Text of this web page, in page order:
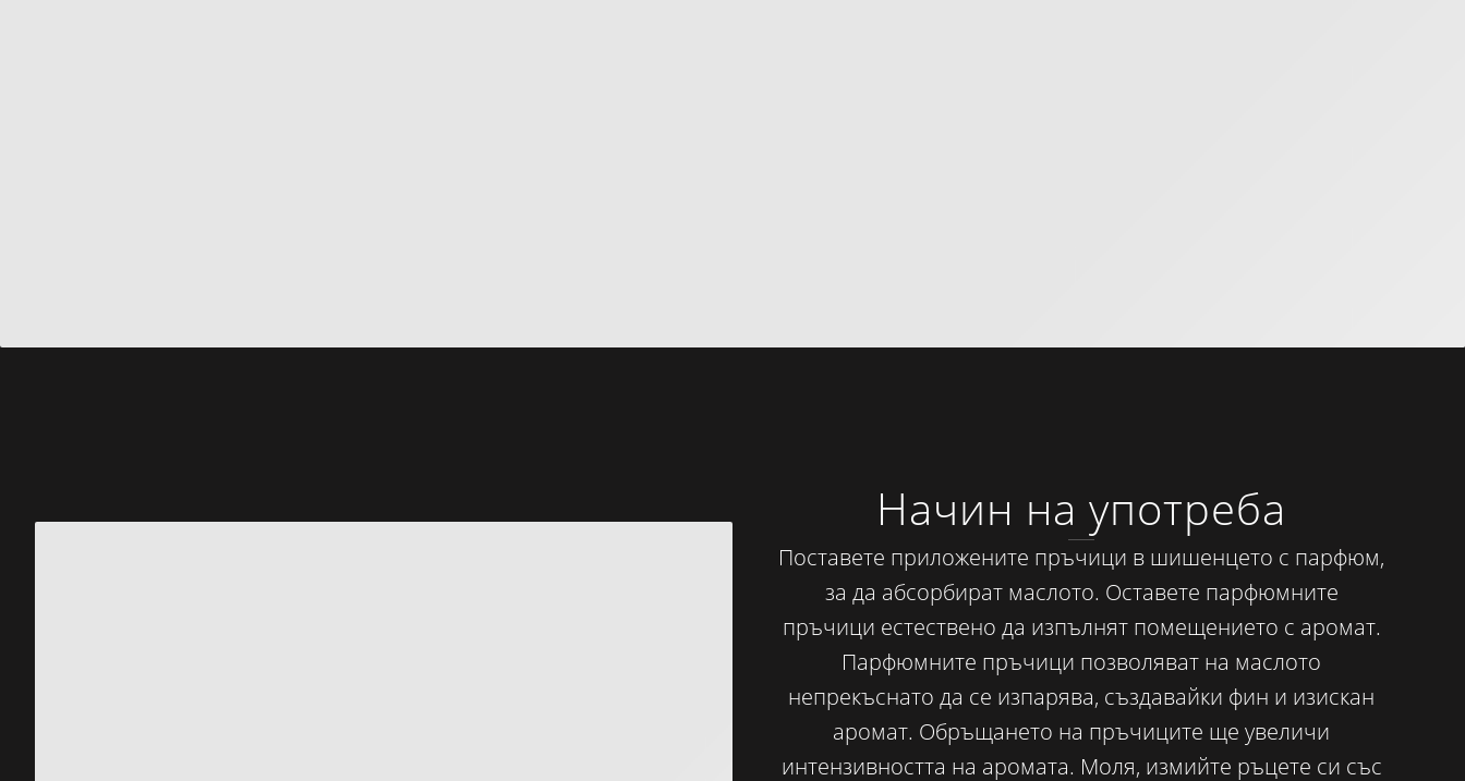
Начин на употреба
Поставете приложените пръчици в шишенцето с парфюм,
за да абсорбират маслото. Оставете парфюмните
пръчици естествено да изпълнят помещението с аромат.
Парфюмните пръчици позволяват на маслото
непрекъснато да се изпарява, създавайки фин и изискан
аромат. Обръщането на пръчиците ще увеличи
интензивността на аромата. Моля, измийте ръцете си със